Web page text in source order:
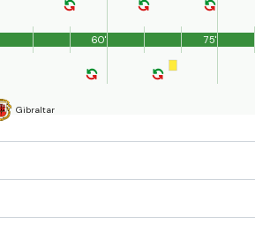
Gibraltar
60' 75'